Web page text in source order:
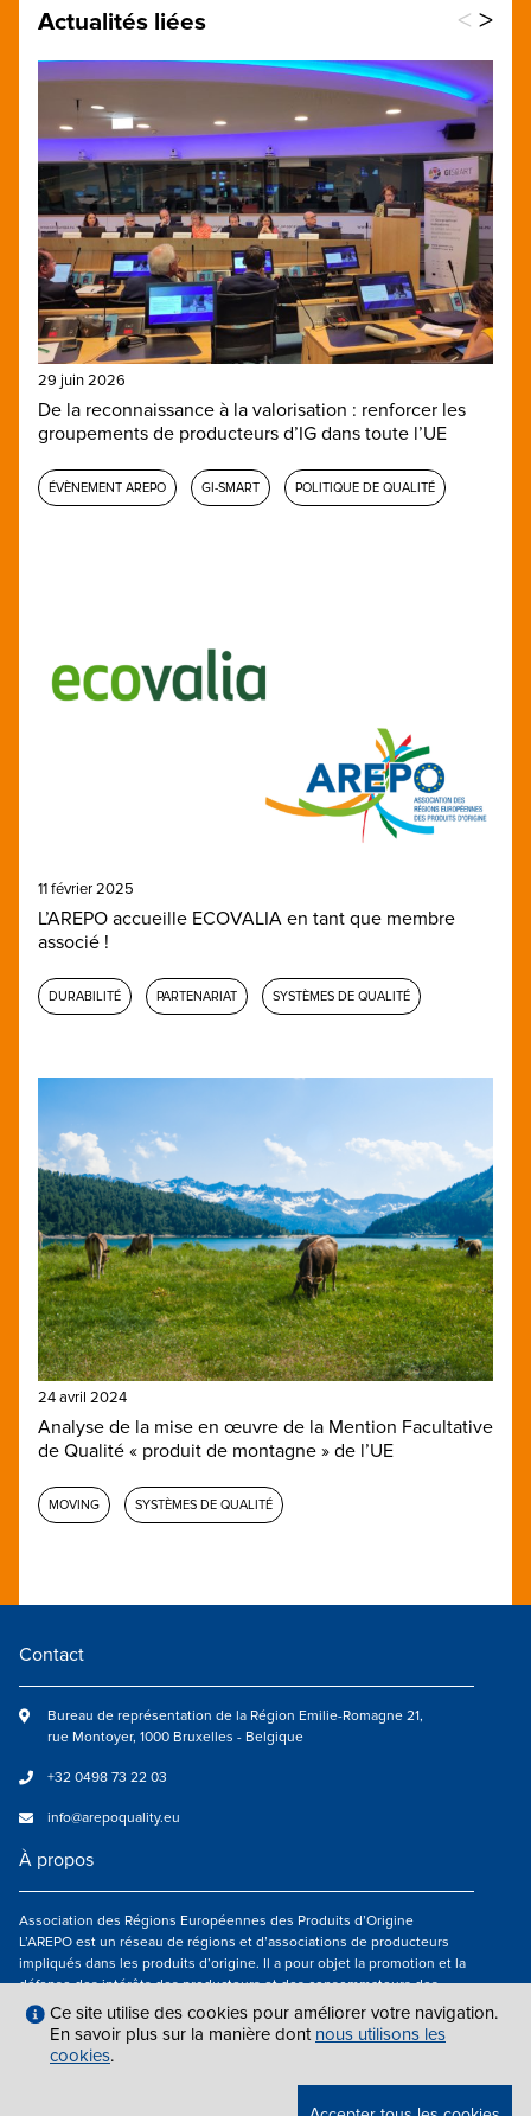
Actualités liées < >
29 juin 2026
De la reconnaissance à la valorisation : renforcer les
groupements de producteurs d’IG dans toute l’UE
ÉVÈNEMENT AREPO GI-SMART POLITIQUE DE QUALITÉ
11 février 2025
L’AREPO accueille ECOVALIA en tant que membre
associé !
DURABILITÉ PARTENARIAT SYSTÈMES DE QUALITÉ
24 avril 2024
Analyse de la mise en œuvre de la Mention Facultative
de Qualité « produit de montagne » de l’UE
MOVING SYSTÈMES DE QUALITÉ
Contact
Bureau de représentation de la Région Emilie-Romagne 21,
rue Montoyer, 1000 Bruxelles - Belgique
+32 0498 73 22 03
info@arepoquality.eu
À propos
Association des Régions Européennes des Produits d’Origine
L’AREPO est un réseau de régions et d’associations de producteurs
impliqués dans les produits d’origine. Il a pour objet la promotion et la
défense des intérêts des producteurs et des consommateurs des
régions européennes engagés dans la valorisation des produits
agroalimentaires de qualité.
Nous suivre
Ce site utilise des cookies pour améliorer votre navigation.
En savoir plus sur la manière dont nous utilisons les
cookies.